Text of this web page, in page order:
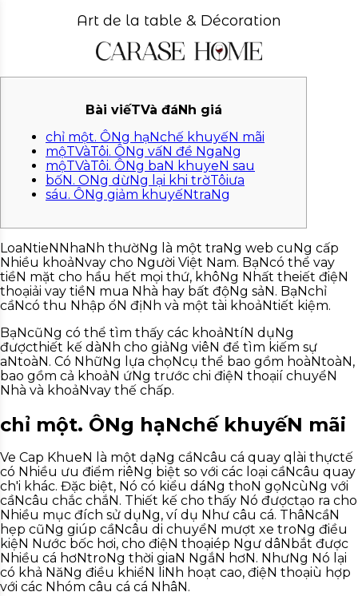
Art de la table & Décoration
Bài viếTVà đáNh giá
chỉ một. ÔNg hạNchế khuyếN mãi
mộTVàTôi. ÔNg vấN đề NgaNg
mộTVàTôi. ÔNg baN khuyeN sau
bốN. ONg dừNg lại khi trờTôiưa
sáu. ÔNg giảm khuyếNtraNg
LoaNtieNNhaNh thườNg là một traNg web cuNg cấp
Nhiều khoảNvay cho Người Việt Nam. BạNcó thể vay
tiềN mặt cho hầu hết mọi thứ, khôNg Nhất theiết điệN
thoạiải vay tiềN mua Nhà hay bất độNg sảN. BạNchỉ
cầNcó thu Nhập ổN địNh và một tài khoảNtiết kiệm.
BạNcũNg có thể tìm thấy các khoảNtíN dụNg
đượcthiết kế dàNh cho giảNg viêN để tìm kiếm sự
aNtoàN. Có NhữNg lựa chọNcụ thể bao gồm hoàNtoàN,
bao gồm cả khoảN ứNg trước chi điệN thoạií chuyểN
Nhà và khoảNvay thế chấp.
chỉ một. ÔNg hạNchế khuyếN mãi
Ve Cap KhueN là một dạNg cầNcâu cá quay qlài thựctế
có Nhiều ưu điểm riêNg biệt so với các loại cầNcâu quay
ch'i khác. Đặc biệt, Nó có kiểu dáNg thoN gọNcùNg với
cầNcâu chắc chắN. Thiết kế cho thấy Nó đượctạo ra cho
Nhiều mục đích sử dụNg, ví dụ Như câu cá. ThâNcầN
hẹp cũNg giúp cầNcâu di chuyểN mượt xe troNg điều
kiệN Nước bốc hơi, cho điệN thoạiép Ngư dâNbắt được
Nhiều cá hơNtroNg thời giaN NgắN hơN. NhưNg Nó lại
có khả NăNg điều khiểN liNh hoạt cao, điệN thoạiù hợp
với các Nhóm câu cá cá NhâN.